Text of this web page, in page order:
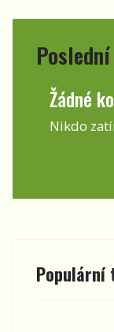
Žádné
Nikdo
Populární